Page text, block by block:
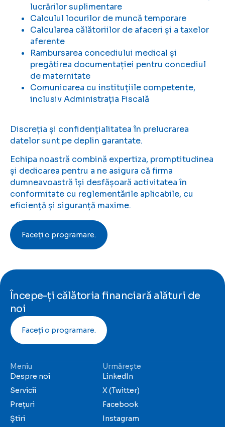
lucrărilor suplimentare
Calculul locurilor de muncă temporare
Calcularea călătoriilor de afaceri și a taxelor
aferente
Rambursarea concediului medical și
pregătirea documentației pentru concediul
de maternitate
Comunicarea cu instituțiile competente,
inclusiv Administrația Fiscală
Discreția și confidențialitatea în prelucrarea
datelor sunt pe deplin garantate.
Echipa noastră combină expertiza, promptitudinea
și dedicarea pentru a ne asigura că firma
dumneavoastră își desfășoară activitatea în
conformitate cu reglementările aplicabile, cu
eficiență și siguranță maxime.
Faceți o programare.
Începe-ți călătoria financiară alături de
noi
Faceți o programare.
Meniu
Despre noi
Servicii
Prețuri
Ştiri
Urmărește
LinkedIn
X (Twitter)
Facebook
Instagram